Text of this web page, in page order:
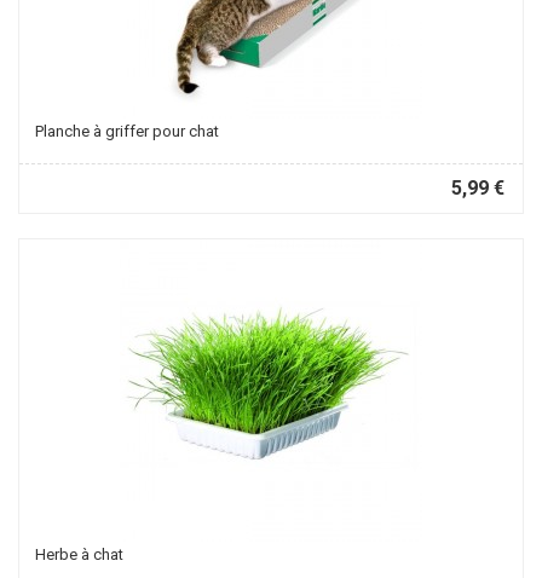
Planche à griffer pour chat
5,99 €
Herbe à chat